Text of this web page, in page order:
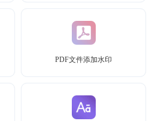
PDF文件添加水印